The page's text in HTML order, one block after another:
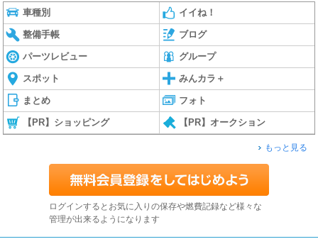
車種別 イイね！
整備手帳 ブログ
パーツレビュー グループ
スポット みんカラ＋
まとめ フォト
【PR】ショッピング 【PR】オークション
もっと見る
ログインするとお気に入りの保存や燃費記録など様々な
管理が出来るようになります